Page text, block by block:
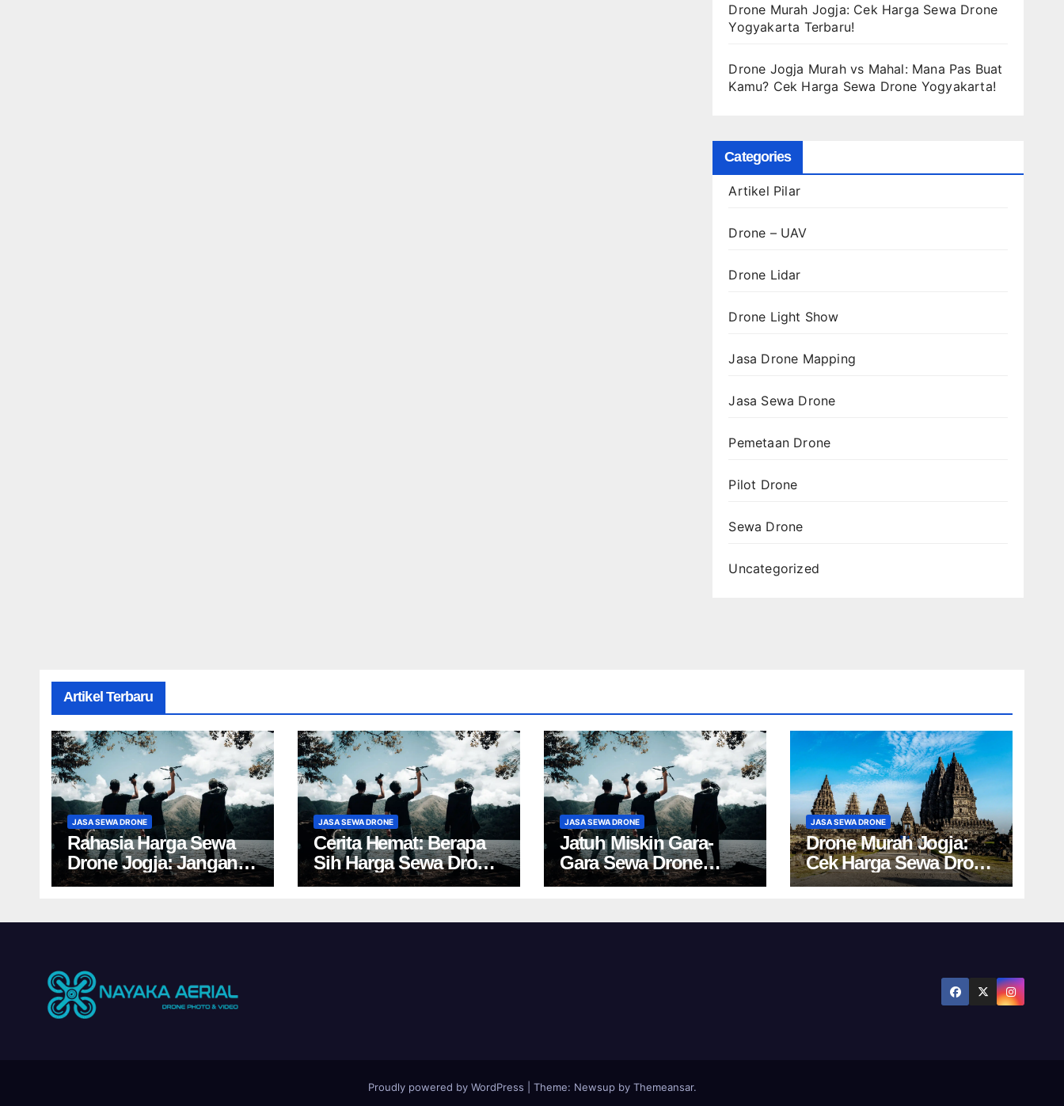
Drone Murah Jogja: Cek Harga Sewa Drone
Yogyakarta Terbaru!
Drone Jogja Murah vs Mahal: Mana Pas Buat
Kamu? Cek Harga Sewa Drone Yogyakarta!
Categories
Artikel Pilar
Drone – UAV
Drone Lidar
Drone Light Show
Jasa Drone Mapping
Jasa Sewa Drone
Pemetaan Drone
Pilot Drone
Sewa Drone
Uncategorized
Artikel Terbaru
JASA SEWA DRONE
Rahasia Harga Sewa
Drone Jogja: Jangan
Salah Pilih, Rugi!
JASA SEWA DRONE
Cerita Hemat: Berapa
Sih Harga Sewa Drone
Yogyakarta?
JASA SEWA DRONE
Jatuh Miskin Gara-
Gara Sewa Drone
Yogya? Cek Harga Ini!
JASA SEWA DRONE
Drone Murah Jogja:
Cek Harga Sewa Drone
Yogyakarta Terbaru!
Proudly powered by WordPress Theme: Newsupby Themeansar.